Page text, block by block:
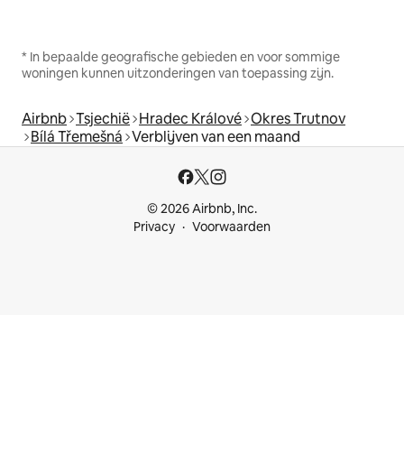
* In bepaalde geografische gebieden en voor sommige
woningen kunnen uitzonderingen van toepassing zijn.
Airbnb Tsjechië Hradec Králové Okres Trutnov
Bílá Třemešná Verblijven van een maand
© 2026 Airbnb, Inc.
Privacy
Voorwaarden